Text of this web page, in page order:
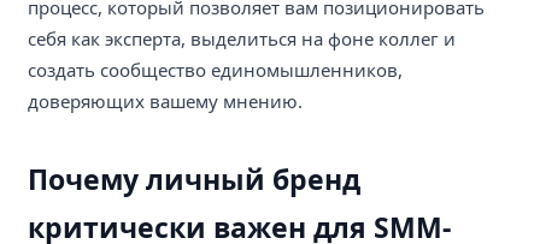
процесс, который позволяет вам позиционировать
себя как эксперта, выделиться на фоне коллег и
создать сообщество единомышленников,
доверяющих вашему мнению.
Почему личный бренд
критически важен для SMM-